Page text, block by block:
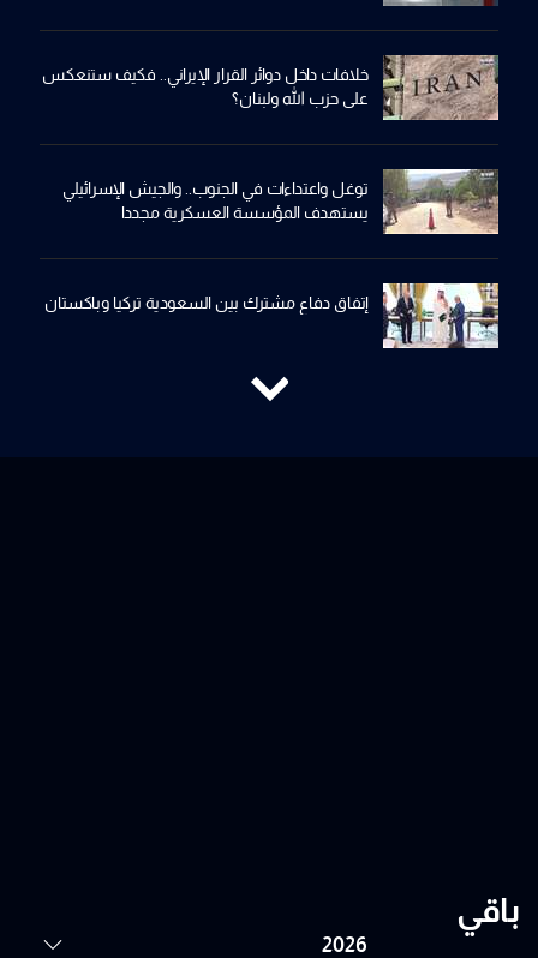
خلافات داخل دوائر القرار الإيراني.. فكيف ستنعكس
على حزب الله ولبنان؟
توغل واعتداءات في الجنوب.. والجيش الإسرائيلي
يستهدف المؤسسة العسكرية مجددا
إتفاق دفاع مشترك بين السعودية تركيا وباكستان
باقي